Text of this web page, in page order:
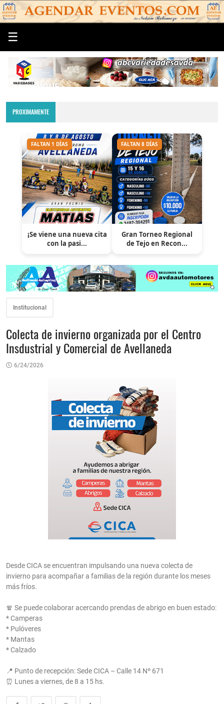
☰
PROXIMAMENTE
FALTAN 1 DÍAS
¡Se viene una nueva cita
con la pasi...
FALTAN 8 DÍAS
Gran Torneo Regional
de Tejo en Recon...
Institucional
Colecta de invierno organizada por el Centro
Insdustrial y Comercial de Avellaneda
6/24/2026
Desde CICA se encuentran impulsando una nueva colecta de
invierno para acompañar a familias de la región durante los meses
más fríos.
🧣 Se puede colaborar acercando prendas de abrigo en buen estado:
* Camperas
* Pulóveres
* Mantas
* Calzado
📍 Punto de recepción: Sede CICA – Calle 14 Nº 671
⏰ Lunes a viernes, de 8 a 15 hs.